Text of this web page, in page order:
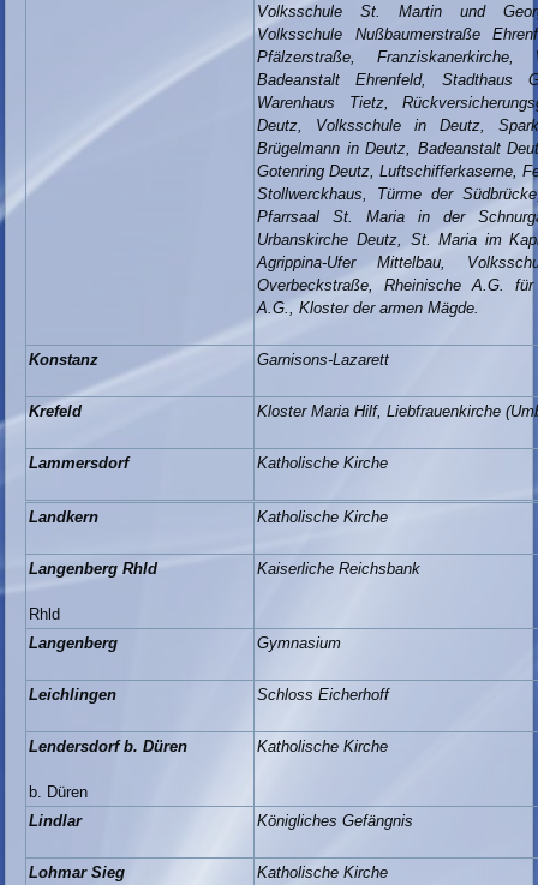
Volksschule St. Martin und
Volksschule Nußbaumerstraße
Pfälzerstraße,
Badeanstalt Ehrenfeld, Stadthaus
Warenhaus Tietz,
Deutz, Volksschule in Deutz,
Brügelmann in Deutz, Badeanstalt
Gotenring Deutz, Luftschifferkaserne,
Stollwerckhaus, Türme der
Pfarrsaal St. Maria in der
Urbanskirche Deutz, St. Maria im
Agrippina-Ufer Mittelbau,
Overbeckstraße, Rheinische A.G.
A.G., Kloster der armen Mägde.
Konstanz Garnisons-Lazarett
Krefeld Kloster Maria Hilf, Liebfrauenkirche
Lammersdorf Katholische Kirche
Landkern Katholische Kirche
Langenberg Rhld
Rhld
Kaiserliche Reichsbank
Langenberg Gymnasium
Leichlingen Schloss Eicherhoff
Lendersdorf b. Düren
b. Düren
Katholische Kirche
Lindlar Königliches Gefängnis
Lohmar Sieg Katholische Kirche